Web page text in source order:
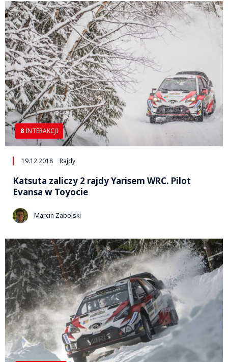
8 INTERAKCJI
19.12.2018 Rajdy
Katsuta zaliczy 2 rajdy Yarisem WRC. Pilot
Evansa w Toyocie
Marcin Zabolski